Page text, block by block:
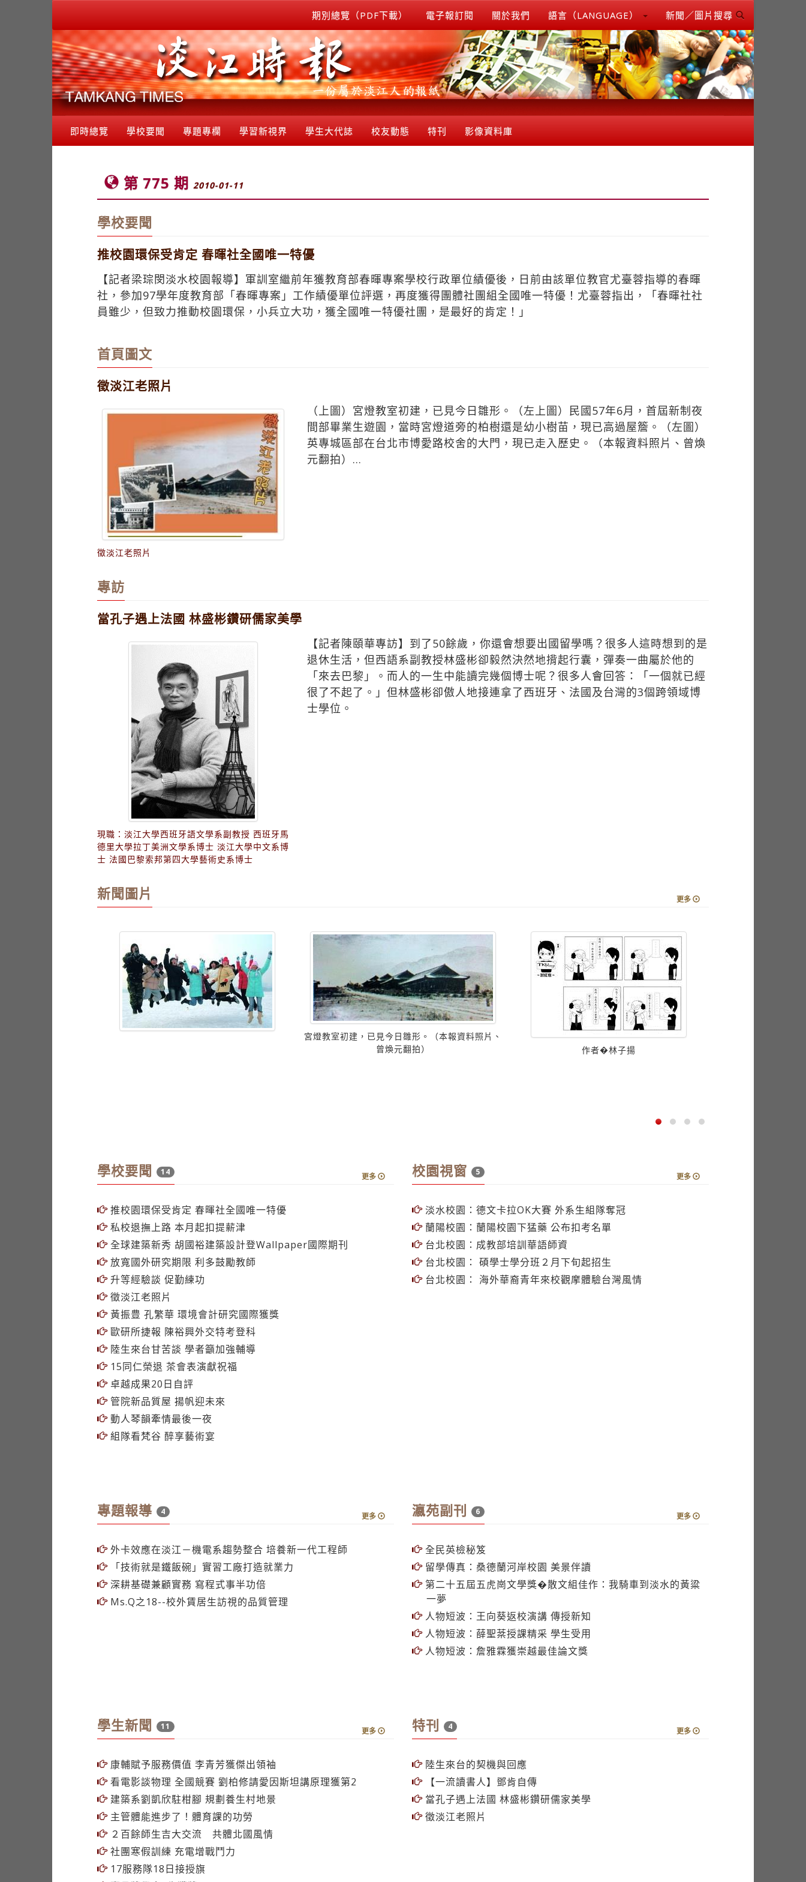
期別總覽（PDF下載） 電子報訂閱 關於我們 語言（LANGUAGE） 新聞／圖片搜尋
即時總覽 學校要聞 專題專欄 學習新視界 學生大代誌 校友動態 特刊 影像資料庫
第 775 期 2010-01-11
學校要聞
推校園環保受肯定 春暉社全國唯一特優
【記者梁琮閔淡水校園報導】軍訓室繼前年獲教育部春暉專案學校行政單位績優後，日前由該單位教官尤臺蓉指導的春暉
社，參加97學年度教育部「春暉專案」工作績優單位評選，再度獲得團體社團組全國唯一特優！尤臺蓉指出，「春暉社社
員雖少，但致力推動校園環保，小兵立大功，獲全國唯一特優社團，是最好的肯定！」
首頁圖文
徵淡江老照片
徵淡江老照片
（上圖）宮燈教室初建，已見今日雛形。（左上圖）民國57年6月，首屆新制夜
間部畢業生遊園，當時宮燈道旁的柏樹還是幼小樹苗，現已高過屋簷。（左圖）
英專城區部在台北市博愛路校舍的大門，現已走入歷史。（本報資料照片、曾煥
元翻拍）...
專訪
當孔子遇上法國 林盛彬鑽研儒家美學
現職：淡江大學西班牙語文學系副教授 西班牙馬
德里大學拉丁美洲文學系博士 淡江大學中文系博
士 法國巴黎索邦第四大學藝術史系博士
【記者陳頤華專訪】到了50餘歲，你還會想要出國留學嗎？很多人這時想到的是
退休生活，但西語系副教授林盛彬卻毅然決然地揹起行囊，彈奏一曲屬於他的
「來去巴黎」。而人的一生中能讀完幾個博士呢？很多人會回答：「一個就已經
很了不起了。」但林盛彬卻傲人地接連拿了西班牙、法國及台灣的3個跨領域博
士學位。
新聞圖片 更多
宮燈教室初建，已見今日雛形。（本報資料照片、
曾煥元翻拍）
作者�林子揚
學校要聞 14 更多
推校園環保受肯定 春暉社全國唯一特優
私校退撫上路 本月起扣提薪津
全球建築新秀 胡國裕建築設計登Wallpaper國際期刊
放寬國外研究期限 利多鼓勵教師
升等經驗談 促勤練功
徵淡江老照片
黃振豊 孔繁華 環境會計研究國際獲獎
歐研所捷報 陳裕興外交特考登科
陸生來台甘苦談 學者籲加強輔導
15同仁榮退 茶會表演獻祝福
卓越成果20日自評
管院新品質屋 揚帆迎未來
動人琴韻牽情最後一夜
組隊看梵谷 醉享藝術宴
校園視窗 5 更多
淡水校園：德文卡拉OK大賽 外系生組隊奪冠
蘭陽校園：蘭陽校園下猛藥 公布扣考名單
台北校園：成教部培訓華語師資
台北校園： 碩學士學分班２月下旬起招生
台北校園： 海外華裔青年來校觀摩體驗台灣風情
專題報導 4 更多
外卡效應在淡江－機電系趨勢整合 培養新一代工程師
「技術就是鐵飯碗」實習工廠打造就業力
深耕基礎兼顧實務 寫程式事半功倍
Ms.Q之18--校外賃居生訪視的品質管理
瀛苑副刊 6 更多
全民英檢秘笈
留學傳真：桑德蘭河岸校園 美景伴讀
第二十五屆五虎崗文學獎�散文組佳作：我騎車到淡水的黃粱
一夢
人物短波：王向葵返校演講 傳授新知
人物短波：薛聖棻授課精采 學生受用
人物短波：詹雅霖獲崇越最佳論文獎
學生新聞 11 更多
康輔賦予服務價值 李青芳獲傑出領袖
看電影談物理 全國競賽 劉柏修請愛因斯坦講原理獲第2
建築系劉凱欣駐柑腳 規劃養生村地景
主管體能進步了！體育課的功勞
２百餘師生吉大交流 共體北國風情
社團寒假訓練 充電增戰鬥力
17服務隊18日接授旗
特刊 4 更多
陸生來台的契機與回應
【一流讀書人】鄧肯自傳
當孔子遇上法國 林盛彬鑽研儒家美學
徵淡江老照片